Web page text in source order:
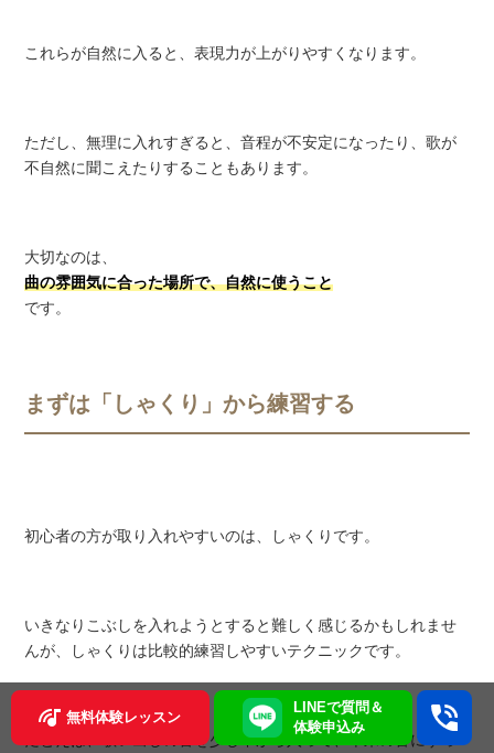
無料体験レッスン
LINEで質問＆
体験申込み
これらが自然に入ると、表現力が上がりやすくなります。
ただし、無理に入れすぎると、音程が不安定になったり、歌が
不自然に聞こえたりすることもあります。
大切なのは、
曲の雰囲気に合った場所で、自然に使うこと
です。
まずは「しゃくり」から練習する
初心者の方が取り入れやすいのは、しゃくりです。
いきなりこぶしを入れようとすると難しく感じるかもしれませ
んが、しゃくりは比較的練習しやすいテクニックです。
たとえば、歌い出しの音を少し下から入って、本来の音にすっ